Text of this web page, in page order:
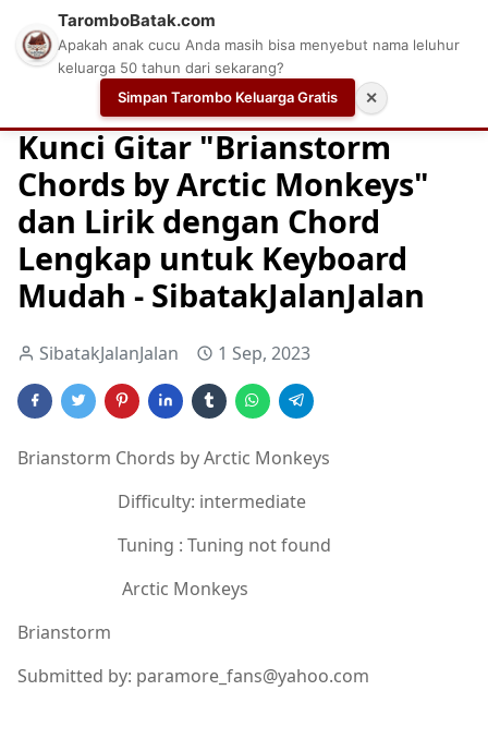
Chord Chord Gitar Easy Guitar Tabs
Kunci Gitar "Brianstorm
Chords by Arctic Monkeys"
dan Lirik dengan Chord
Lengkap untuk Keyboard
Mudah - SibatakJalanJalan
SibatakJalanJalan 1 Sep, 2023
Brianstorm Chords by Arctic Monkeys
Difficulty: intermediate
Tuning : Tuning not found
Arctic Monkeys
Brianstorm
Submitted by: paramore_fans@yahoo.com
TaromboBatak.com
Apakah anak cucu Anda masih bisa menyebut nama leluhur
keluarga 50 tahun dari sekarang?
Simpan Tarombo Keluarga Gratis
✕